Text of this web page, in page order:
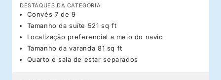
DESTAQUES DA CATEGORIA
Convés 7 de 9
Tamanho da suíte 521 sq ft
Localização preferencial a meio do navio
Tamanho da varanda 81 sq ft
Quarto e sala de estar separados